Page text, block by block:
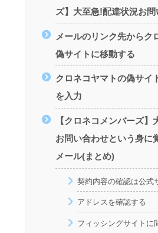
ズ】大至急!配達状況お
メールのリンク先からク
偽サイトに移動する
クロネコヤマトの偽サイ
を入力
【クロネコメンバーズ】
お問い合わせという身に
メール(まとめ)
契約内容の確認は公式
アドレスを確認する
フィッシングサイトに